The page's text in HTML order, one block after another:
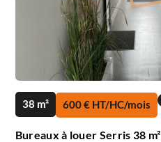
38 m² 600 € HT/HC/mois
Bureaux à louer Serris 38 m²